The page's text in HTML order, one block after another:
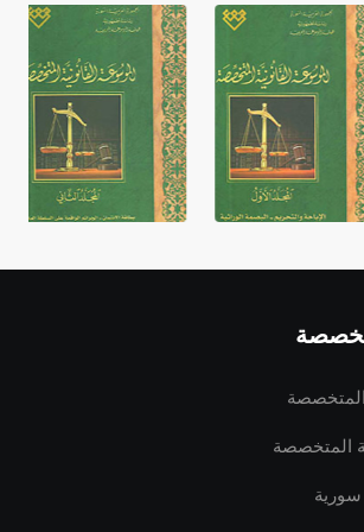
غير متصلة، وتعتمد المبدأ الأكوروفوني،
حيث تقتصر القيمة الصوتية للعلامة الك
المتخصصة
سورية